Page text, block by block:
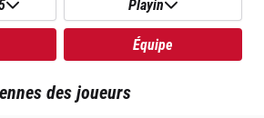
Playin
Équipe
des joueurs